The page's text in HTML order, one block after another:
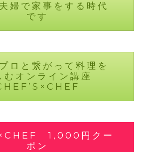
婦で家事をする時代
です
ロと繋がって料理を
むオンライン講座
1,000円クー
ポン